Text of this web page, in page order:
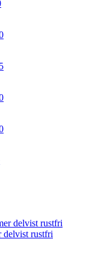
delvist rustfri